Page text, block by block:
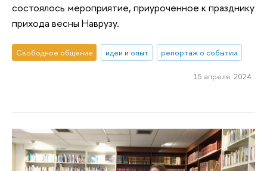
состоялось мероприятие, приуроченное к празднику
прихода весны Наврузу.
Свободное общение идеи и опыт репортаж о событии
15 апреля 2024